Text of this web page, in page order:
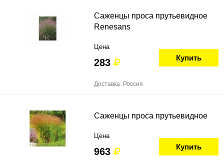
Саженцы проса прутьевидное
Renesans
Цена
283 Купить
Доставка: Россия
Саженцы проса прутьевидное
Цена
963 Купить